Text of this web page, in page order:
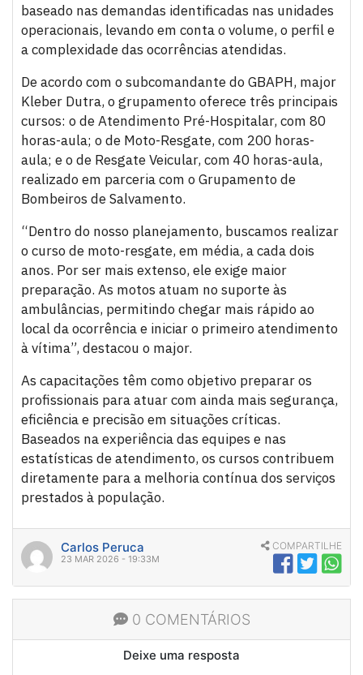
baseado nas demandas identificadas nas unidades
operacionais, levando em conta o volume, o perfil e
a complexidade das ocorrências atendidas.
De acordo com o subcomandante do GBAPH, major
Kleber Dutra, o grupamento oferece três principais
cursos: o de Atendimento Pré-Hospitalar, com 80
horas-aula; o de Moto-Resgate, com 200 horas-
aula; e o de Resgate Veicular, com 40 horas-aula,
realizado em parceria com o Grupamento de
Bombeiros de Salvamento.
“Dentro do nosso planejamento, buscamos realizar
o curso de moto-resgate, em média, a cada dois
anos. Por ser mais extenso, ele exige maior
preparação. As motos atuam no suporte às
ambulâncias, permitindo chegar mais rápido ao
local da ocorrência e iniciar o primeiro atendimento
à vítima”, destacou o major.
As capacitações têm como objetivo preparar os
profissionais para atuar com ainda mais segurança,
eficiência e precisão em situações críticas.
Baseados na experiência das equipes e nas
estatísticas de atendimento, os cursos contribuem
diretamente para a melhoria contínua dos serviços
prestados à população.
Carlos Peruca
23 MAR 2026 - 19:33M
COMPARTILHE
0 COMENTÁRIOS
Deixe uma resposta